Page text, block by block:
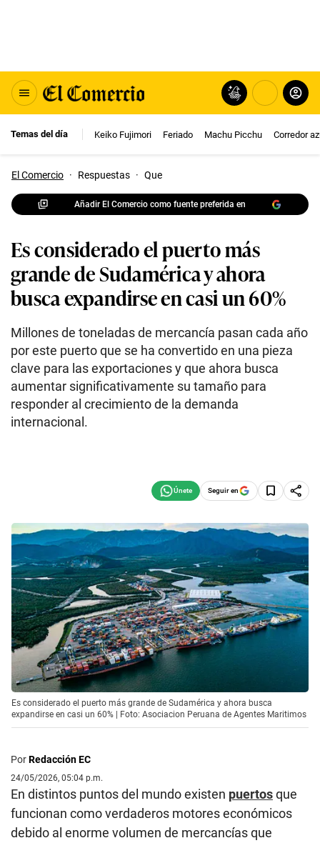
Temas del día Keiko Fujimori Feriado Machu Picchu Corredor
El Comercio · Respuestas · Que
Añadir El Comercio como fuente preferida en
Es considerado el puerto más
grande de Sudamérica y ahora
busca expandirse en casi un 60%
Millones de toneladas de mercancía pasan cada año
por este puerto que se ha convertido en una pieza
clave para las exportaciones y que ahora busca
aumentar significativamente su tamaño para
responder al crecimiento de la demanda
internacional.
Seguir en
Es considerado el puerto más grande de Sudamérica y ahora busca
expandirse en casi un 60% | Foto: Asociacion Peruana de Agentes Maritimos
PorRedacción EC
24/05/2026, 05:04 p.m.
En distintos puntos del mundo existen puertosque
funcionan como verdaderos motores económicos
debido al enorme volumen de mercancías que